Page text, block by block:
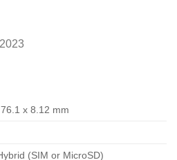
x 8.12 mm
(SIM or MicroSD)